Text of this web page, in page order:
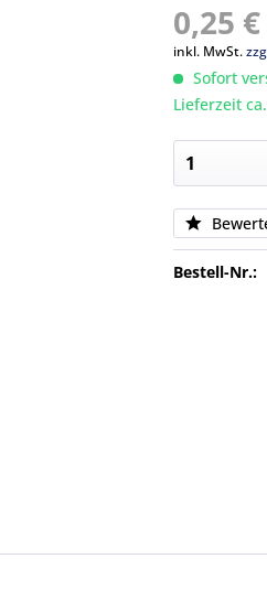
0,25
inkl. MwSt.
Sofort
Lieferzeit
Bestell-Nr.: